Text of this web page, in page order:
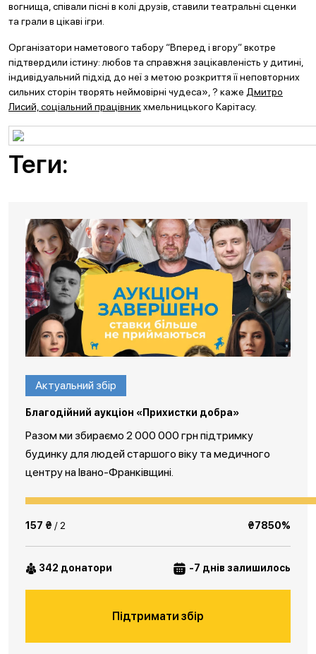
вогнища, співали пісні в колі друзів, ставили театральні сценки
та грали в цікаві ігри.
Організатори наметового табору “Вперед і вгору” вкотре
підтвердили істину: любов та справжня зацікавленість у дитині,
індивідуальний підхід до неї з метою розкриття її неповторних
сильних сторін творять неймовірні чудеса», ? каже Дмитро
Лисий, соціальний працівникхмельницького Карітасу.
Теги:
Актуальний збір
Благодійний аукціон «Прихистки добра»
Разом ми збираємо 2 000 000 грн підтримку
будинку для людей старшого віку та медичного
центру на Івано-Франківщині.
157 ₴ / 2 ₴7850%
342 донатори -7 днів залишилось
Підтримати збір